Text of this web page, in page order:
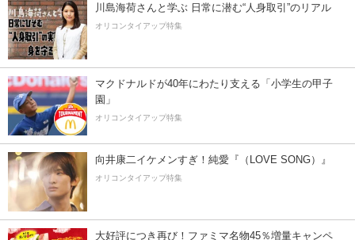
川島海荷さんと学ぶ 日常に潜む“人身取引”のリアル
オリコンタイアップ特集
マクドナルドが40年にわたり支える「小学生の甲子
園」
オリコンタイアップ特集
向井康二イケメンすぎ！純愛『（LOVE SONG）』
オリコンタイアップ特集
大好評につき再び！ファミマ名物45％増量キャンペ